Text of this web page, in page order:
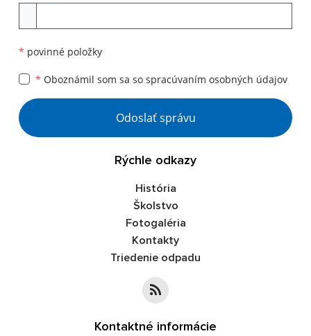
* povinné položky
* Oboznámil som sa so spracúvaním osobných údajov
Google reCaptcha Response
Odoslať správu
Rýchle odkazy
História
Školstvo
Fotogaléria
Kontakty
Triedenie odpadu
Kontaktné informácie